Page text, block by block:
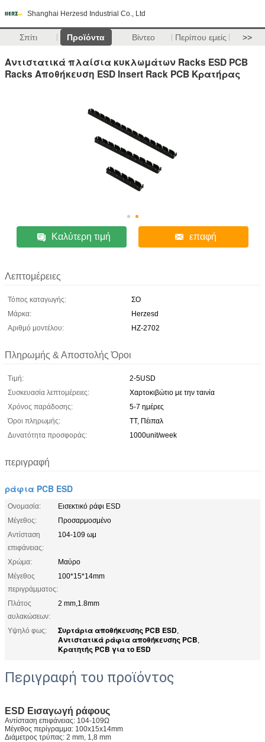
Shanghai Herzesd Industrial Co., Ltd
Σπίτι Προϊόντα Βίντεο Περίπου εμείς >>
Αντιστατικά πλαίσια κυκλωμάτων Racks ESD PCB
Racks Αποθήκευση ESD Insert Rack PCB Κρατήρας
Καλύτερη τιμή επαφή
Λεπτομέρειες
Τόπος καταγωγής:
ΣΟ
Μάρκα:
Herzesd
Αριθμό μοντέλου:
HZ-2702
Πληρωμής & Αποστολής Όροι
Τιμή:
2-5USD
Συσκευασία λεπτομέρειες:
Χαρτοκιβώτιο με την ταινία
Χρόνος παράδοσης:
5-7 ημέρες
Όροι πληρωμής:
ΤΤ, Πέιπαλ
Δυνατότητα προσφοράς:
1000unit/week
περιγραφή
ράφια PCB ESD
Ονομασία:
Εισεκτικό ράφι ESD
Μέγεθος:
Προσαρμοσμένο
Αντίσταση
επιφάνειας:
104-109 ωμ
Χρώμα:
Μαύρο
Μέγεθος
περιγράμματος:
100*15*14mm
Πλάτος
αυλακώσεων:
2 mm,1.8mm
Υψηλό φως: Συρτάρια αποθήκευσης PCB ESD,
Αντιστατικά ράφια αποθήκευσης PCB,
Κρατητής PCB για το ESD
Περιγραφή του προϊόντος
ESD Εισαγωγή ράφους
Αντίσταση επιφάνειας: 104-109Ω
Μέγεθος περίγραμμα: 100x15x14mm
Διάμετρος τρύπας: 2 mm, 1,8 mm